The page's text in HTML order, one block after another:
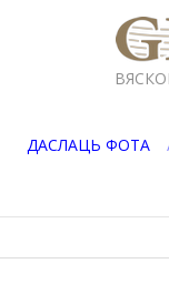
ДАСЛАЦЬ ФОТА
меню